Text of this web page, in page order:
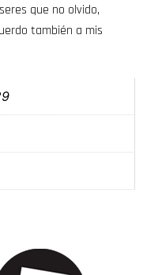
que no olvido,
también a mis